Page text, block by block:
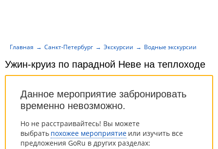
Данное мероприятие забронировать
временно невозможно.
Но не расстраивайтесь! Вы можете
выбрать похожее мероприятие или изучить все
предложения GoRu в других разделах:
Ужин-круиз по парадной Неве на теплоходе
Главная Санкт-Петербург Экскурсии Водные экскурсии